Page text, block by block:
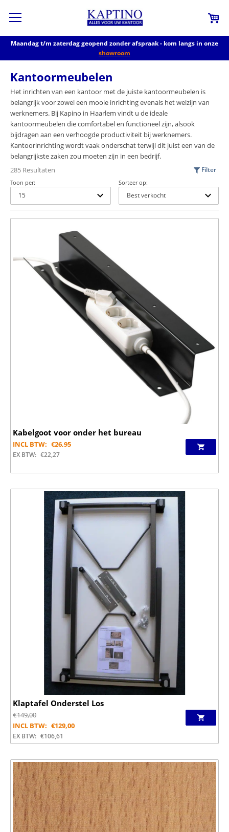
Maandag t/m zaterdag geopend zonder afspraak - kom langs in onze
showroom
Kantoormeubelen
Het inrichten van een kantoor met de juiste kantoormeubelen is
belangrijk voor zowel een mooie inrichting evenals het welzijn van
werknemers. Bij Kapino in Haarlem vindt u de ideale
kantoormeubelen die comfortabel en functioneel zijn, alsook
bijdragen aan een verhoogde productiviteit bij werknemers.
Kantoorinrichting wordt vaak onderschat terwijl dit juist een van de
belangrijkste zaken zou moeten zijn in een bedrijf.
285 Resultaten
Filter
Toon per:
Sorteer op:
Kabelgoot voor onder het bureau
INCL BTW: €26,95
EX BTW: €22,27
Klaptafel Onderstel Los
€149,00
INCL BTW: €129,00
EX BTW: €106,61